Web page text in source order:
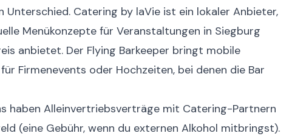
Unterschied. Catering by laVie ist ein lokaler Anbieter,
Menükonzepte für Veranstaltungen in Siegburg
anbietet. Der Flying Barkeeper bringt mobile
Firmenevents oder Hochzeiten, bei denen die Bar
haben Alleinvertriebsverträge mit Catering-Partnern
(eine Gebühr, wenn du externen Alkohol mitbringst).